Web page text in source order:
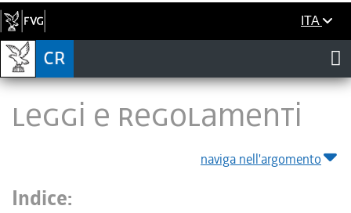
ITA
LEGGI E REGOLAMENTI
naviga nell'argomento
Indice: